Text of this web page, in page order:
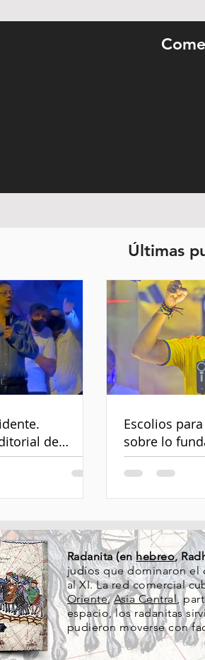
Últimas
de
Escolios
sobre lo
Radanita (enhebreo
judíos que dominaron el
al XI. La red comercial
Oriente,Asia Central,
espacio, los radanitas
pudieron moverse con